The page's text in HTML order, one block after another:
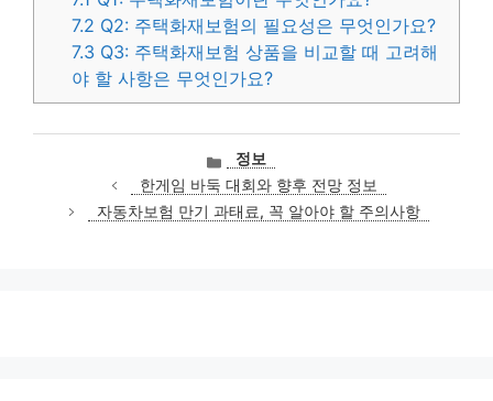
7.2 Q2: 주택화재보험의 필요성은 무엇인가요?
7.3 Q3: 주택화재보험 상품을 비교할 때 고려해
야 할 사항은 무엇인가요?
카
테
고
리
정보
한게임 바둑 대회와 향후 전망 정보
자동차보험 만기 과태료, 꼭 알아야 할 주의사항